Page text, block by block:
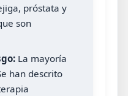
próstata y
son
La mayoría
han descrito